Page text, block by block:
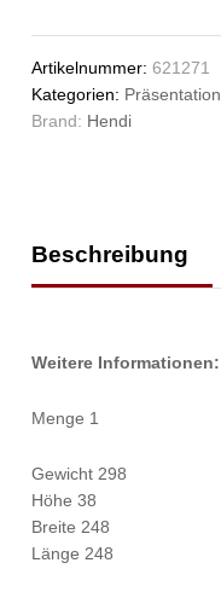
Artikelnummer:621271
Kategorien: Präsentation
Brand: Hendi
Beschreibung
Weitere Informationen:
Menge 1
Gewicht 298
Höhe 38
Breite 248
Länge 248